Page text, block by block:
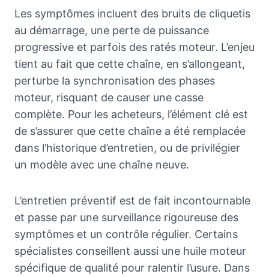
Les symptômes incluent des bruits de cliquetis
au démarrage, une perte de puissance
progressive et parfois des ratés moteur. L’enjeu
tient au fait que cette chaîne, en s’allongeant,
perturbe la synchronisation des phases
moteur, risquant de causer une casse
complète. Pour les acheteurs, l’élément clé est
de s’assurer que cette chaîne a été remplacée
dans l’historique d’entretien, ou de privilégier
un modèle avec une chaîne neuve.
L’entretien préventif est de fait incontournable
et passe par une surveillance rigoureuse des
symptômes et un contrôle régulier. Certains
spécialistes conseillent aussi une huile moteur
spécifique de qualité pour ralentir l’usure. Dans